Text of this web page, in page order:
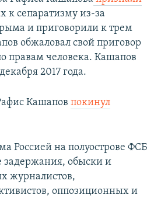
к сепаратизму из-за
и приговорили к трем
обжаловал свой приговор
правам человека. Кашапов
2017 года.
Кашапов покинул
Россией на полуострове ФСБ
задержания, обыски и
журналистов,
оппозиционных и